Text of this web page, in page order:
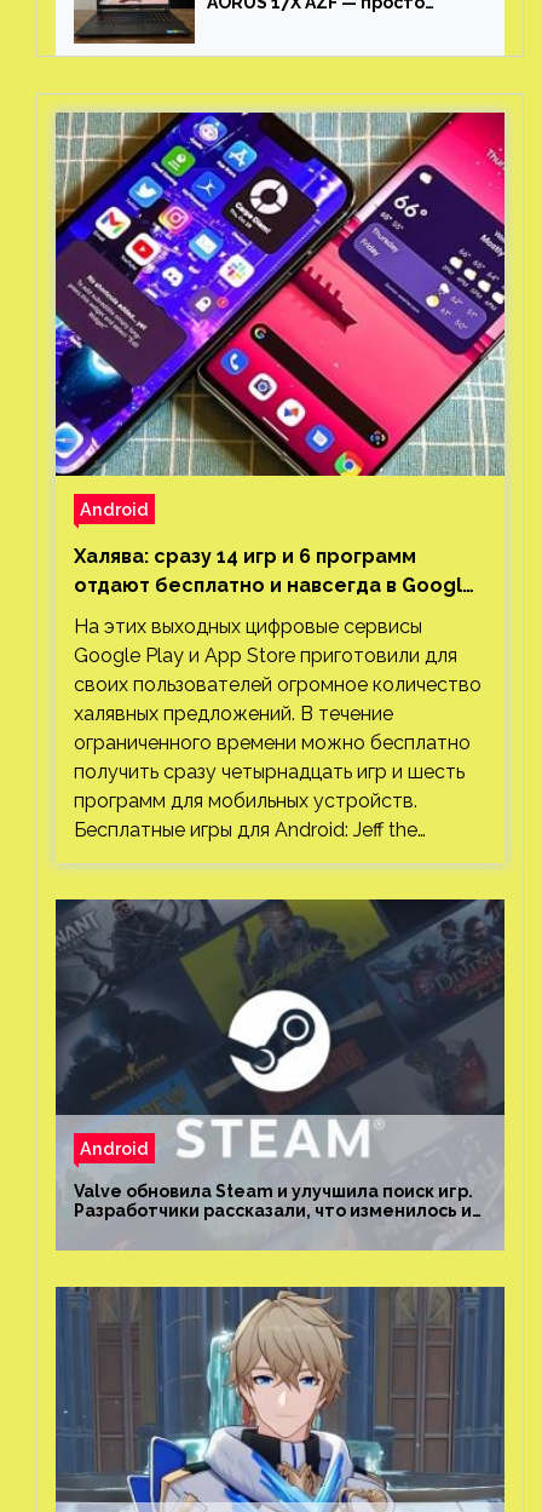
Android
Халява: сразу 14 игр и 6 программ
отдают бесплатно и навсегда в Google
Play и App Store. Есть проект с 1 млн
загрузок
На этих выходных цифровые сервисы
Google Play и App Store приготовили для
своих пользователей огромное количество
халявных предложений. В течение
ограниченного времени можно бесплатно
получить сразу четырнадцать игр и шесть
программ для мобильных устройств.
Бесплатные игры для Android: Jeff the…
Android
Valve обновила Steam и улучшила поиск игр.
Разработчики рассказали, что изменилось и